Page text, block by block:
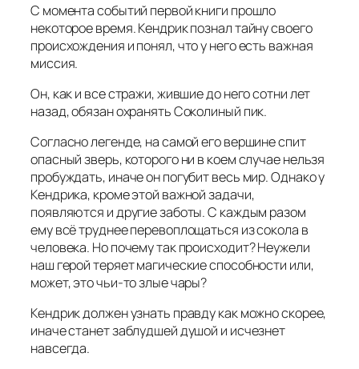
С момента событий первой книги прошло
некоторое время. Кендрик познал тайну своего
происхождения и понял, что у него есть важная
миссия.
Он, как и все стражи, жившие до него сотни лет
назад, обязан охранять Соколиный пик.
Согласно легенде, на самой его вершине спит
опасный зверь, которого ни в коем случае нельзя
пробуждать, иначе он погубит весь мир. Однако у
Кендрика, кроме этой важной задачи,
появляются и другие заботы. С каждым разом
ему всё труднее перевоплощаться из сокола в
человека. Но почему так происходит? Неужели
наш герой теряет магические способности или,
может, это чьи‑то злые чары?
Кендрик должен узнать правду как можно скорее,
иначе станет заблудшей душой и исчезнет
навсегда.